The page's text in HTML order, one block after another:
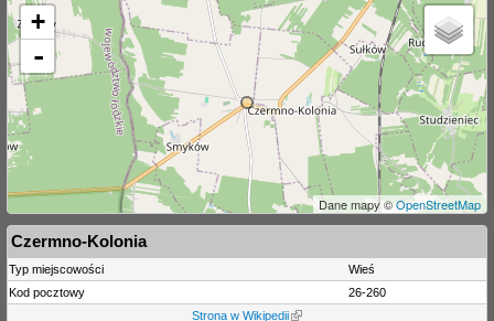
+
-
Dane mapy ©OpenStreetMap
Czermno-Kolonia
Typ miejscowości
Wieś
Kod pocztowy
26-260
Strona w Wikipedii